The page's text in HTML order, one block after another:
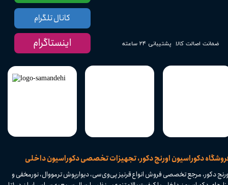
دکوراسیون اورنج دکور، تجهیزات تخصصی دکوراسیون داخلی
پشتیبانی ۲۴ ساعته ضمانت اصالت کالا
دکور، مرجع تخصصی فروش انواع قرنیز پی‌وی‌سی، دیوارپوش ترمووال، نورمخفی و
کانال تلگرام
اینستاگرام